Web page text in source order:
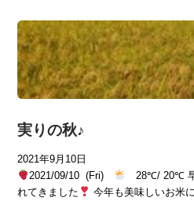
実りの秋♪
2021年9月10日
2021/09/10 (Fri)
28℃/ 20℃ 早
れてきました
今年も美味しいお米